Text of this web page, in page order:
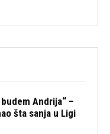
Andrija“ –
šta sanja u Ligi